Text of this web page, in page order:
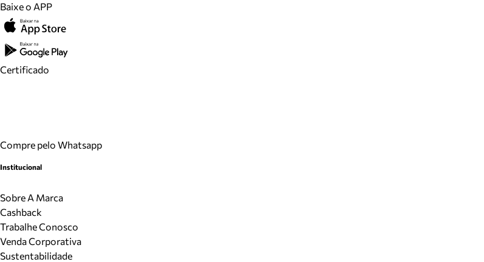
Baixe o APP
Certificado
Compre pelo Whatsapp
Institucional
Sobre A Marca
Cashback
Trabalhe Conosco
Venda Corporativa
Sustentabilidade